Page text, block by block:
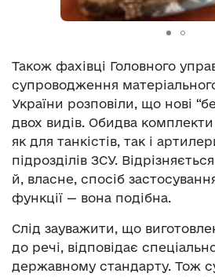
Також фахівці Головного
супроводження
України розповіли, що нові
двох видів. Обидва
як для танкістів, так і
підрозділів ЗСУ.
й, власне, спосіб
функції — вона подібна.
Слід зауважити, що
до речі, відповідає
державному стандарту. Тож